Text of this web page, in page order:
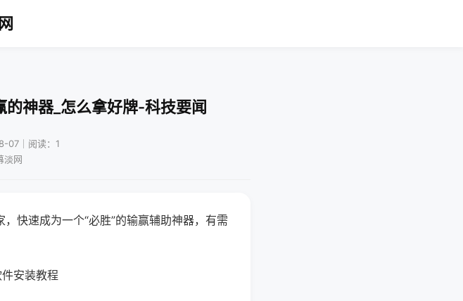
神器_怎么拿好牌-科技要闻
07｜阅读：1
淡网
快速成为一个“必胜”的输赢辅助神器，有需
安装教程